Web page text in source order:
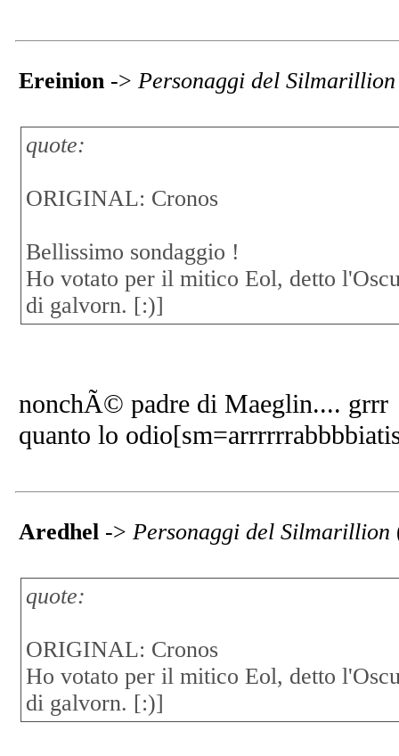
Ereinion -> Personaggi del
quote:
ORIGINAL: Cronos
Bellissimo sondaggio !
Ho votato per il mitico Eol, detto
di galvorn. [:)]
nonchÃ© padre di Maeglin.... grrr
quanto lo
Aredhel -> Personaggi del Silmarillion
quote:
ORIGINAL: Cronos
Ho votato per il mitico Eol, detto
di galvorn. [:)]